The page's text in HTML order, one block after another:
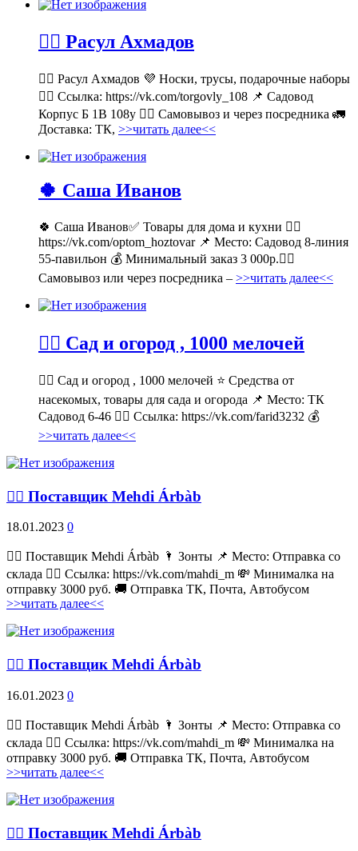
💁‍♂ Расул Ахмадов
💁‍♂ Расул Ахмадов 💜 Носки, трусы, подарочные наборы
👉🏻 Ссылка: https://vk.com/torgovly_108 📌 Садовод
Корпус Б 1В 108у 🚶‍♂ Самовывоз и через посредника 🚛
Доставка: ТК, >>читать далее<<
🍀 Саша Иванов
🍀 Саша Иванов✅ Товары для дома и кухни 👉🏻
https://vk.com/optom_hoztovar 📌 Место: Садовод 8-линия
55-павильон 💰 Минимальный заказ 3 000р.🚶‍♀
Самовывоз или через посредника – >>читать далее<<
💁‍♂ Сад и огород , 1000 мелочей
💁‍♂ Сад и огород , 1000 мелочей ⭐ Средства от
насекомых, товары для сада и огорода 📌 Место: ТК
Садовод 6-46 👉🏻 Ссылка: https://vk.com/farid3232 💰
>>читать далее<<
💁‍♂ Поставщик Mehdi Árbàb
18.01.2023 0
💁‍♂ Поставщик Mehdi Árbàb 🌂 Зонты 📌 Место: Отправка со
склада 👉🏻 Ссылка: https://vk.com/mahdi_m 💸 Минималка на
отправку 3000 руб. 🚚 Отправка ТК, Почта, Автобусом
>>читать далее<<
💁‍♂ Поставщик Mehdi Árbàb
16.01.2023 0
💁‍♂ Поставщик Mehdi Árbàb 🌂 Зонты 📌 Место: Отправка со
склада 👉🏻 Ссылка: https://vk.com/mahdi_m 💸 Минималка на
отправку 3000 руб. 🚚 Отправка ТК, Почта, Автобусом
>>читать далее<<
💁‍♂ Поставщик Mehdi Árbàb